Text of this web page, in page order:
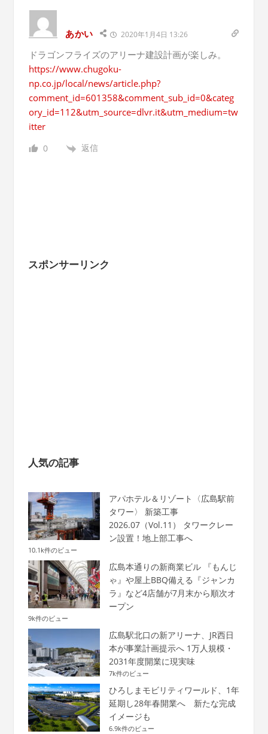
あかい 2020年1月4日 13:26
ドラゴンフライズのアリーナ建設計画が楽しみ。
https://www.chugoku-
np.co.jp/local/news/article.php?
comment_id=601358&comment_sub_id=0&categ
ory_id=112&utm_source=dlvr.it&utm_medium=tw
itter
0 返信
スポンサーリンク
人気の記事
アパホテル＆リゾート〈広島駅前
タワー〉 新築工事
2026.07（Vol.11） タワークレー
ン設置！地上部工事へ
10.1k件のビュー
広島本通りの新商業ビル 『もんじ
ゃ』や屋上BBQ備える『ジャンカ
ラ』など4店舗が7月末から順次オ
ープン
9k件のビュー
広島駅北口の新アリーナ、JR西日
本が事業計画提示へ 1万人規模・
2031年度開業に現実味
7k件のビュー
ひろしまモビリティワールド、1年
延期し28年春開業へ 新たな完成
イメージも
6.9k件のビュー